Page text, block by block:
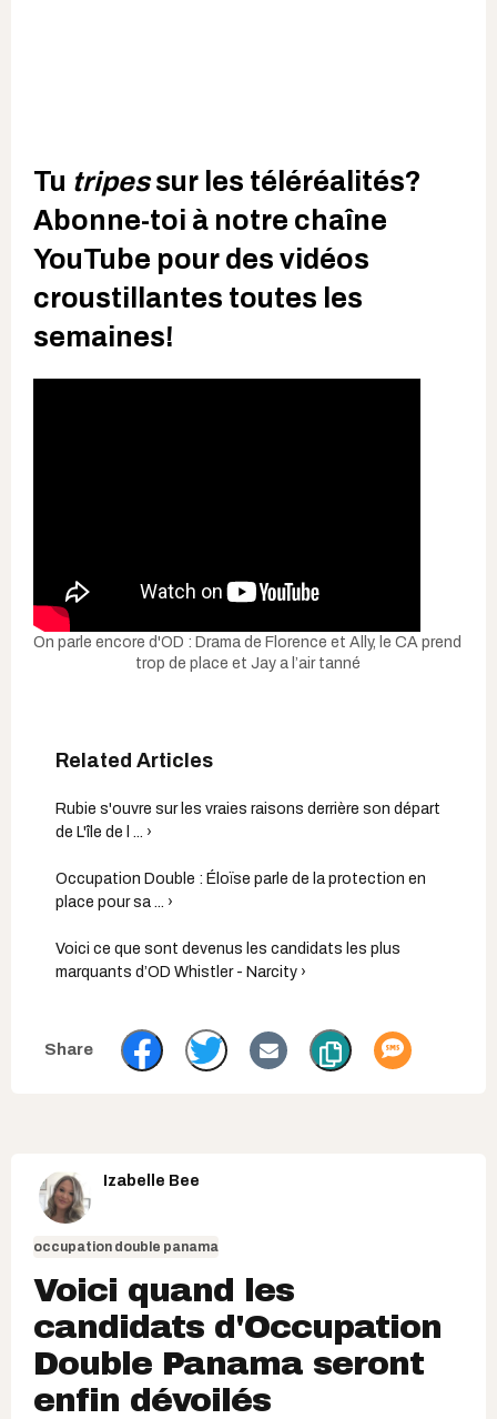
Tu tripessur les téléréalités?
Abonne-toi à notre chaîne
YouTube pour des vidéos
croustillantes toutes les
semaines!
On parle encore d'OD : Drama de Florence et Ally, le CA prend
trop de place et Jay a l’air tanné
Rubie s'ouvre sur les vraies raisons derrière son départ
de L'île de l ... ›
Occupation Double : Éloïse parle de la protection en
place pour sa ... ›
Voici ce que sont devenus les candidats les plus
marquants d’OD Whistler - Narcity ›
Izabelle Bee
occupation double panama
Voici quand les
candidats d'Occupation
Double Panama seront
enfin dévoilés